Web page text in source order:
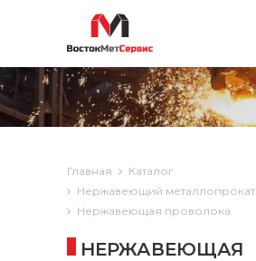
Главная
Каталог
Нержавеющий металлопрокат
Нержавеющая проволока
НЕРЖАВЕЮЩАЯ